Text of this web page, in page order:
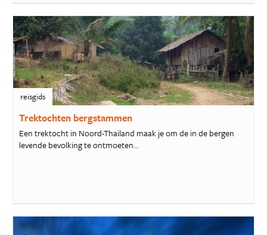
reisgids
Trektochten bergstammen
Een trektocht in Noord-Thailand maak je om de in de bergen
levende bevolking te ontmoeten...